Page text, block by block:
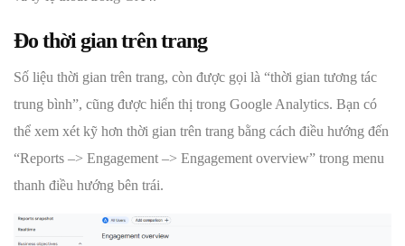
Đo thời gian trên trang
Số liệu thời gian trên trang, còn được gọi là “thời gian tương tác
trung bình”, cũng được hiển thị trong Google Analytics. Bạn có
thể xem xét kỹ hơn thời gian trên trang bằng cách điều hướng đến
“Reports –> Engagement –> Engagement overview” trong menu
thanh điều hướng bên trái.